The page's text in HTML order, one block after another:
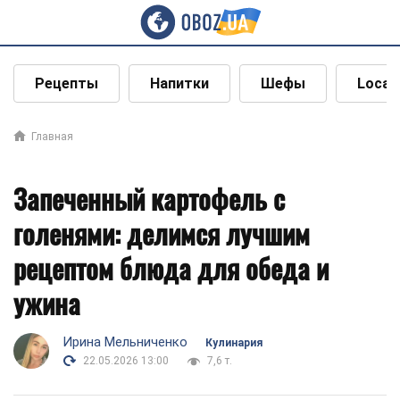
Рецепты Напитки Шефы Local
Главная
Запеченный картофель с
голенями: делимся лучшим
рецептом блюда для обеда и
ужина
Ирина Мельниченко
Кулинария
22.05.2026 13:00
7,6 т.